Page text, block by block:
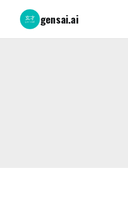
gensai.ai